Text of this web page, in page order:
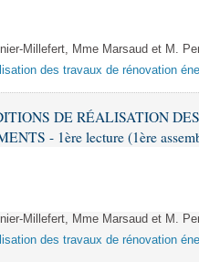
Millefert, Mme Marsaud et M.
des travaux de rénovation
DE RÉALISATION
- 1ère lecture (1ère
Millefert, Mme Marsaud et M.
des travaux de rénovation